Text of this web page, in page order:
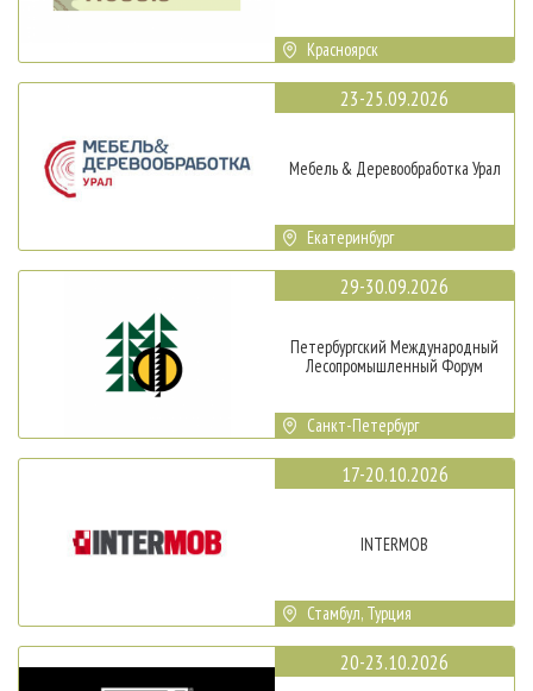
Красноярск
23-25.09.2026
Мебель & Деревообработка Урал
Екатеринбург
29-30.09.2026
Петербургский Международный
Лесопромышленный Форум
Санкт-Петербург
17-20.10.2026
INTERMOB
Стамбул, Турция
20-23.10.2026